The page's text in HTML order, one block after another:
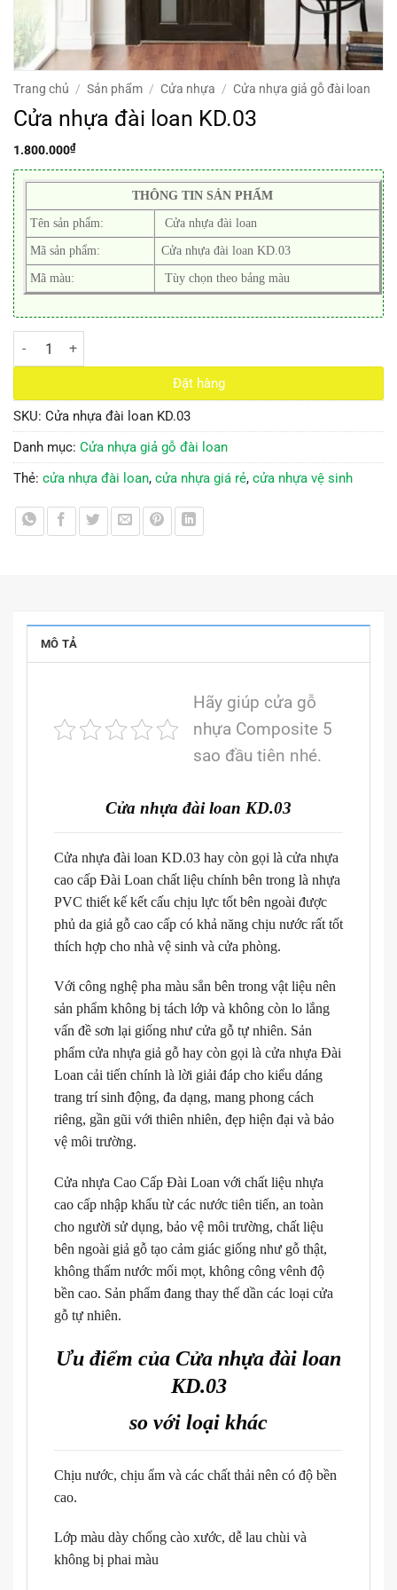
Trang chủ / Sản phẩm / Cửa nhựa / Cửa nhựa giả gỗ đài loan
Cửa nhựa đài loan KD.03
1.800.000₫
THÔNG TIN SẢN PHẨM
Tên sản phẩm: Cửa nhựa đài loan
Mã sản phẩm: Cửa nhựa đài loan KD.03
Mã màu: Tùy chọn theo bảng màu
Cửa nhựa đài loan KD.03 số lượng
Đặt hàng
SKU: Cửa nhựa đài loan KD.03
Danh mục: Cửa nhựa giả gỗ đài loan
Thẻ: cửa nhựa đài loan, cửa nhựa giá rẻ, cửa nhựa vệ sinh
MÔ TẢ
Hãy giúp cửa gỗ
nhựa Composite 5
sao đầu tiên nhé.
Cửa nhựa đài loan KD.03
Cửa nhựa đài loan KD.03 hay còn gọi là cửa nhựa
cao cấp Đài Loan chất liệu chính bên trong là nhựa
PVC thiết kế kết cấu chịu lực tốt bên ngoài được
phủ da giả gỗ cao cấp có khả năng chịu nước rất tốt
thích hợp cho nhà vệ sinh và cửa phòng.
Với công nghệ pha màu sẳn bên trong vật liệu nên
sản phẩm không bị tách lớp và không còn lo lắng
vấn đề sơn lại giống như cửa gỗ tự nhiên. Sản
phẩm cửa nhựa giả gỗ hay còn gọi là cửa nhựa Đài
Loan cải tiến chính là lời giải đáp cho kiểu dáng
trang trí sinh động, đa dạng, mang phong cách
riêng, gần gũi với thiên nhiên, đẹp hiện đại và bảo
vệ môi trường.
Cửa nhựa Cao Cấp Đài Loan với chất liệu nhựa
cao cấp nhập khẩu từ các nước tiên tiến, an toàn
cho người sử dụng, bảo vệ môi trường, chất liệu
bên ngoài giả gỗ tạo cảm giác giống như gỗ thật,
không thấm nước mối mọt, không công vênh độ
bền cao. Sản phẩm đang thay thế dần các loại cửa
gỗ tự nhiên.
Ưu điểm của Cửa nhựa đài loan
KD.03
so với loại khác
Chịu nước, chịu ẩm và các chất thải nên có độ bền
cao.
Lớp màu dày chống cào xước, dễ lau chùi và
không bị phai màu